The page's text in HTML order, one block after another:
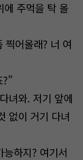
에 주먹을 탁 올
찍어올래? 너 여
녀와. 저기 앞에
없이 거기 다녀
하지? 여기서